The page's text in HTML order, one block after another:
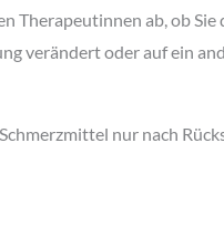
Therapeutinnen ab, ob
verändert oder auf ein
nur nach